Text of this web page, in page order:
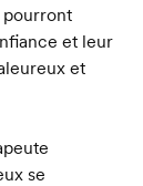
pourront
et leur
et
se